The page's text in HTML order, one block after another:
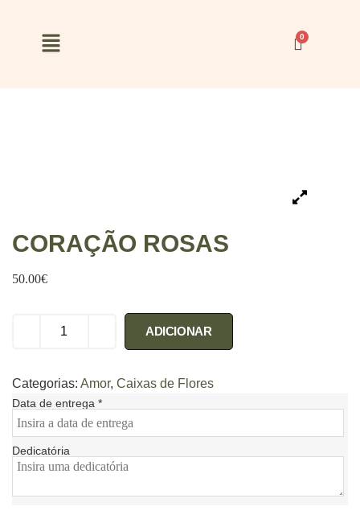
CORAÇÃO ROSAS
50.00€
ADICIONAR
Categorias: Amor, Caixas de Flores
Data de entrega *
Dedicatória